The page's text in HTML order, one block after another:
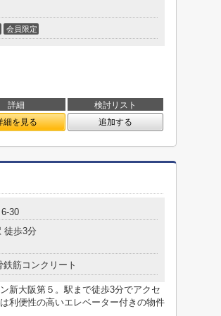
会員限定
詳細
検討リスト
細を見る
追加する
30
徒歩3分
鉄筋コンクリート
新大阪第５。駅まで徒歩3分でアクセ
利便性の高いエレベーター付きの物件